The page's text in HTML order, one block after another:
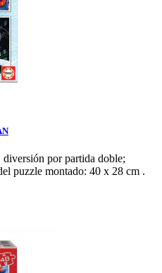
por partida doble;
puzzle montado: 40 x 28 cm .